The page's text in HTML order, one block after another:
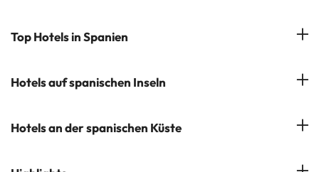
Unser Team
Newsletter abonnieren
Top Hotels in Spanien
Hotels in Salou
Hotels in Marbella
Hotels auf spanischen Inseln
Hotels auf Mallorca
Hotels an der spanischen Küste
Costa Brava